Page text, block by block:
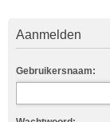
Aanmelden
Gebruikersnaam: